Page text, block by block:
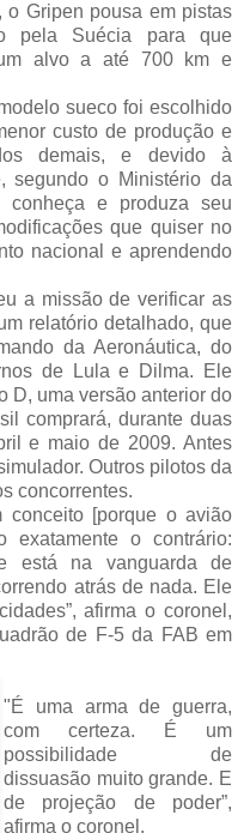
Gripen pousa em pistas
pela Suécia para que
alvo a até 700 km e
sueco foi escolhido
custo de produção e
demais, e devido à
segundo o Ministério da
conheça e produza seu
que quiser no
nacional e aprendendo
a missão de verificar as
relatório detalhado, que
da Aeronáutica, do
de Lula e Dilma. Ele
D, uma versão anterior do
comprará, durante duas
e maio de 2009. Antes
Outros pilotos da
concorrentes.
[porque o avião
exatamente o contrário:
está na vanguarda de
atrás de nada. Ele
afirma o coronel,
de F-5 da FAB em
"É uma arma de guerra,
com certeza. É um
possibilidade de
dissuasão muito grande. E
de projeção de poder”,
afirma o coronel.